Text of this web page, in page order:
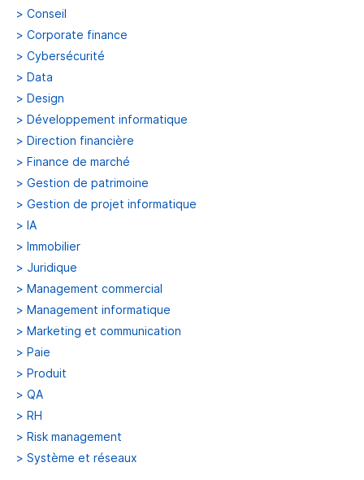
> Conseil
> Corporate finance
> Cybersécurité
> Data
> Design
> Développement informatique
> Direction financière
> Finance de marché
> Gestion de patrimoine
> Gestion de projet informatique
> IA
> Immobilier
> Juridique
> Management commercial
> Management informatique
> Marketing et communication
> Paie
> Produit
> QA
> RH
> Risk management
> Système et réseaux